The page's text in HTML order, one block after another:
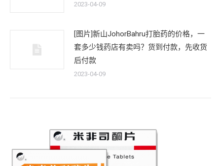
2023-04-09
[图片]新山JohorBahru打胎药的价格，一
套多少钱药店有卖吗？货到付款，先收货
后付款
2023-04-09